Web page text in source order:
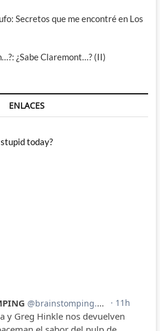
Secretos que me encontré en Los
¿Sabe Claremont…? (II)
ENLACES
today?